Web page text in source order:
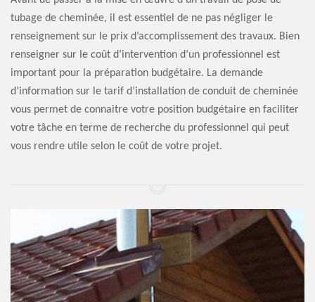
tubage de cheminée, il est essentiel de ne pas négliger le
renseignement sur le prix d’accomplissement des travaux. Bien
renseigner sur le coût d’intervention d’un professionnel est
important pour la préparation budgétaire. La demande
d’information sur le tarif d’installation de conduit de cheminée
vous permet de connaitre votre position budgétaire en faciliter
votre tâche en terme de recherche du professionnel qui peut
vous rendre utile selon le coût de votre projet.